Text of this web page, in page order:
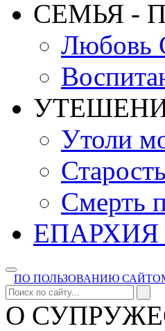
СЕМЬЯ -
Любовь
Утоли
Смерть
ПО ПОЛЬЗОВАНИЮ
О